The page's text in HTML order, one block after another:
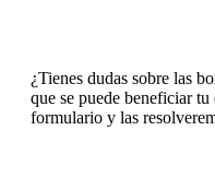
¿Tienes dudas sobre las
que se puede beneficiar
formulario y las